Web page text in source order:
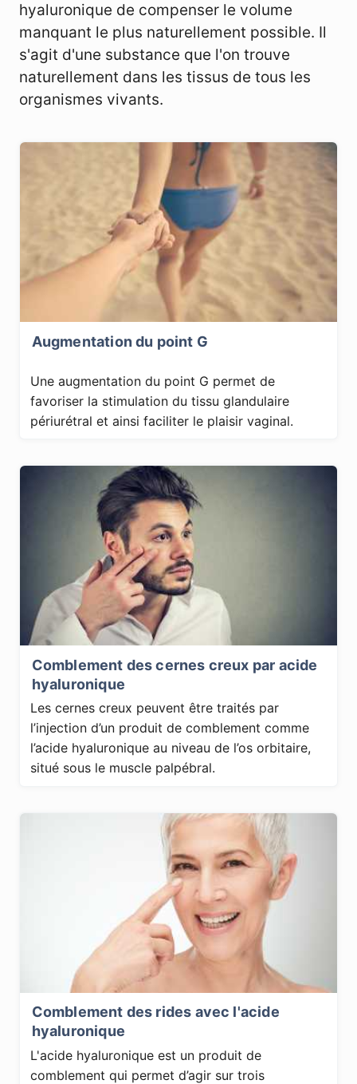
hyaluronique de compenser le volume
manquant le plus naturellement possible. Il
s'agit d'une substance que l'on trouve
naturellement dans les tissus de tous les
organismes vivants.
Augmentation du point G
Une augmentation du point G permet de
favoriser la stimulation du tissu glandulaire
périurétral et ainsi faciliter le plaisir vaginal.
Comblement des cernes creux par acide
hyaluronique
Les cernes creux peuvent être traités par
l’injection d’un produit de comblement comme
l’acide hyaluronique au niveau de l’os orbitaire,
situé sous le muscle palpébral.
Comblement des rides avec l'acide
hyaluronique
L'acide hyaluronique est un produit de
comblement qui permet d’agir sur trois